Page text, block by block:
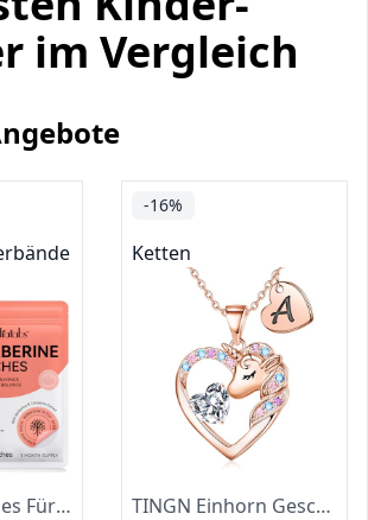
im Vergleich
Berberin Patches Für Stoffwechselgleichgewicht, Gesunde Form Unterstützung, Unterstützung Stoffwechsel Hilfe Aufkleber Für Bauch Haut Alle Haut | 2 x 30Pcs Pro Packung
-16%
Ketten
TINGN Einhorn Geschenke für Mädchen - Halskette Kinder Geschenke für Mädchen Geschenk 8 9 10 11 12 Jahre Einhorn Kette mit Buchstaben A Halskette Kinder Geschenk für Tochter Nichte Enkelin